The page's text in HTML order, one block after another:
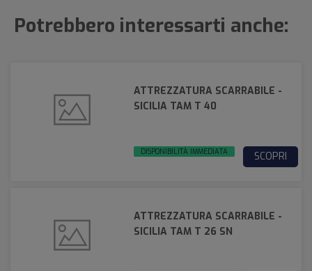
Potrebbero interessarti anche:
ATTREZZATURA SCARRABILE -
SICILIA TAM T 40
DISPONIBILITÀ IMMEDIATA SCOPRI
ATTREZZATURA SCARRABILE -
SICILIA TAM T 26 SN